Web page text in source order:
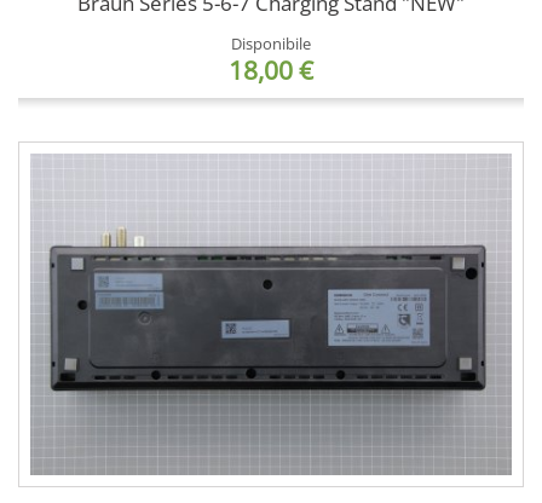
Disponibile
18,00 €